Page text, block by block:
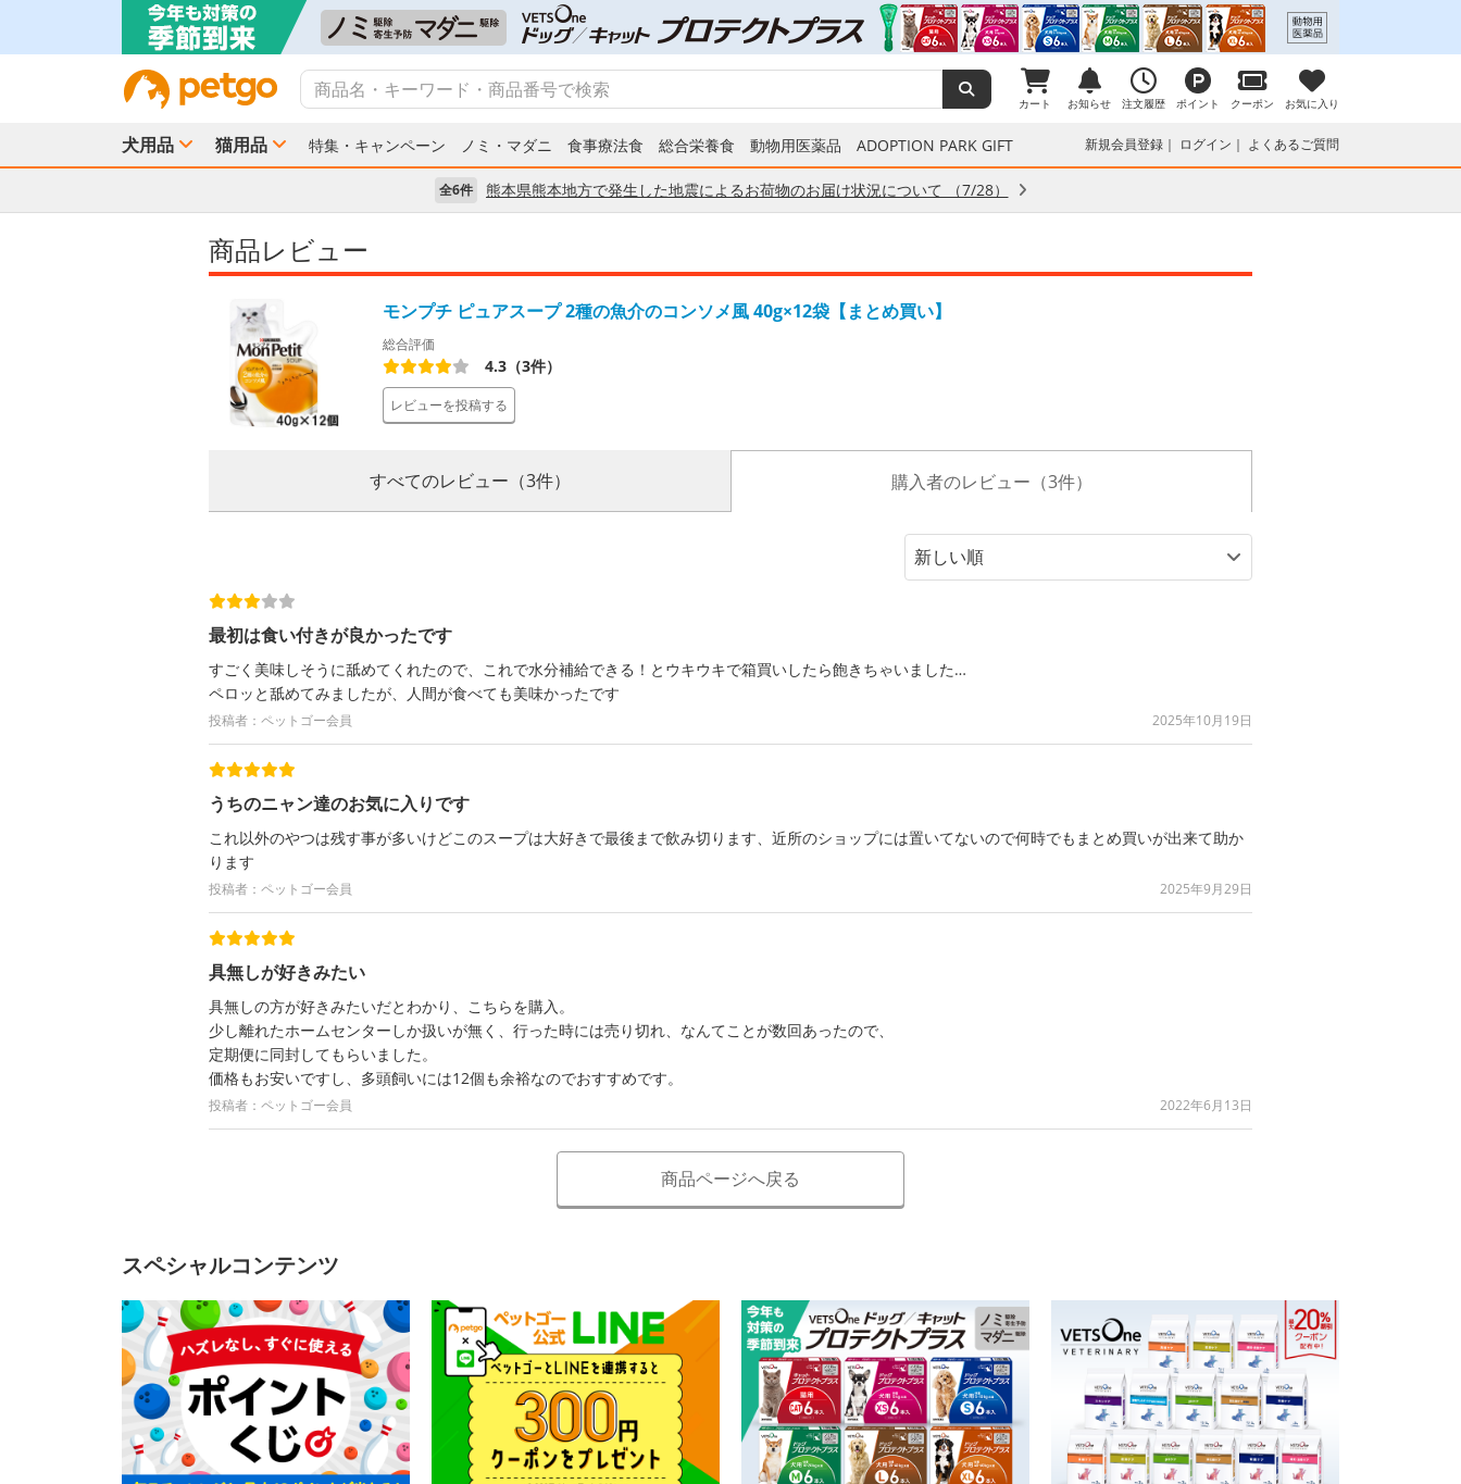
カート お知らせ 注文履歴 ポイント クーポン お気に入り
犬用品 猫用品 特集・キャンペーン ノミ・マダニ 食事療法食 総合栄養食 動物用医薬品 ADOPTION PARK GIFT 新規会員登録 ログイン よくあるご質問
全6件 熊本県熊本地方で発生した地震によるお荷物のお届け状況について （7/28）
商品レビュー
モンプチ ピュアスープ 2種の魚介のコンソメ風 40g×12袋【まとめ買い】
総合評価
4.3（3件）
レビューを投稿する
すべてのレビュー（3件） 購入者のレビュー（3件）
最初は食い付きが良かったです
すごく美味しそうに舐めてくれたので、これで水分補給できる！とウキウキで箱買いしたら飽きちゃいました…
ペロッと舐めてみましたが、人間が食べても美味かったです
投稿者：ペットゴー会員 2025年10月19日
うちのニャン達のお気に入りです
これ以外のやつは残す事が多いけどこのスープは大好きで最後まで飲み切ります、近所のショップには置いてないので何時でもまとめ買いが出来て助か
ります
投稿者：ペットゴー会員 2025年9月29日
具無しが好きみたい
具無しの方が好きみたいだとわかり、こちらを購入。
少し離れたホームセンターしか扱いが無く、行った時には売り切れ、なんてことが数回あったので、
定期便に同封してもらいました。
価格もお安いですし、多頭飼いには12個も余裕なのでおすすめです。
投稿者：ペットゴー会員 2022年6月13日
商品ページへ戻る
スペシャルコンテンツ